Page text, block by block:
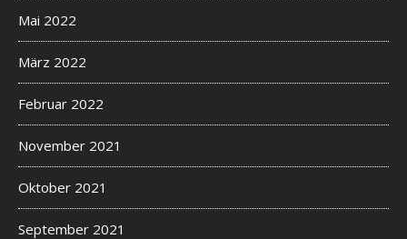
Mai 2022
März 2022
Februar 2022
November 2021
Oktober 2021
September 2021